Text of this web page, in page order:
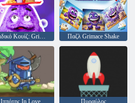
Παιδικό Κουίζ: Grimace Shake Trivia Παζλ Grimace Shake